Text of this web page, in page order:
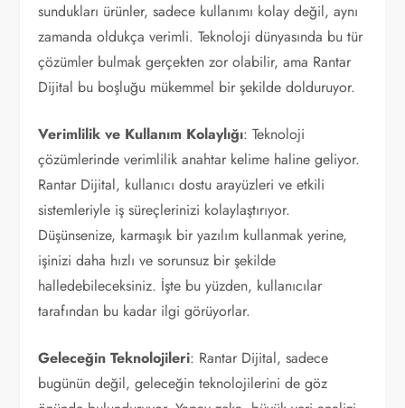
sundukları ürünler, sadece kullanımı kolay değil, aynı
zamanda oldukça verimli. Teknoloji dünyasında bu tür
çözümler bulmak gerçekten zor olabilir, ama Rantar
Dijital bu boşluğu mükemmel bir şekilde dolduruyor.
Verimlilik ve Kullanım Kolaylığı: Teknoloji
çözümlerinde verimlilik anahtar kelime haline geliyor.
Rantar Dijital, kullanıcı dostu arayüzleri ve etkili
sistemleriyle iş süreçlerinizi kolaylaştırıyor.
Düşünsenize, karmaşık bir yazılım kullanmak yerine,
işinizi daha hızlı ve sorunsuz bir şekilde
halledebileceksiniz. İşte bu yüzden, kullanıcılar
tarafından bu kadar ilgi görüyorlar.
Geleceğin Teknolojileri: Rantar Dijital, sadece
bugünün değil, geleceğin teknolojilerini de göz